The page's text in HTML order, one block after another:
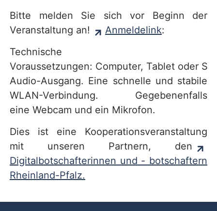
Bitte melden Sie sich vor Beginn der
Veranstaltung an!
Anmeldelink:
Technische
Voraussetzungen: Computer, Tablet oder
Audio-Ausgang. Eine schnelle und stabile
WLAN-Verbindung. Gegebenenfalls
eine Webcam und ein Mikrofon.
Dies ist eine Kooperationsveranstaltung
mit unseren Partnern, den
Digitalbotschafterinnen und - botschaftern
Rheinland-Pfalz.